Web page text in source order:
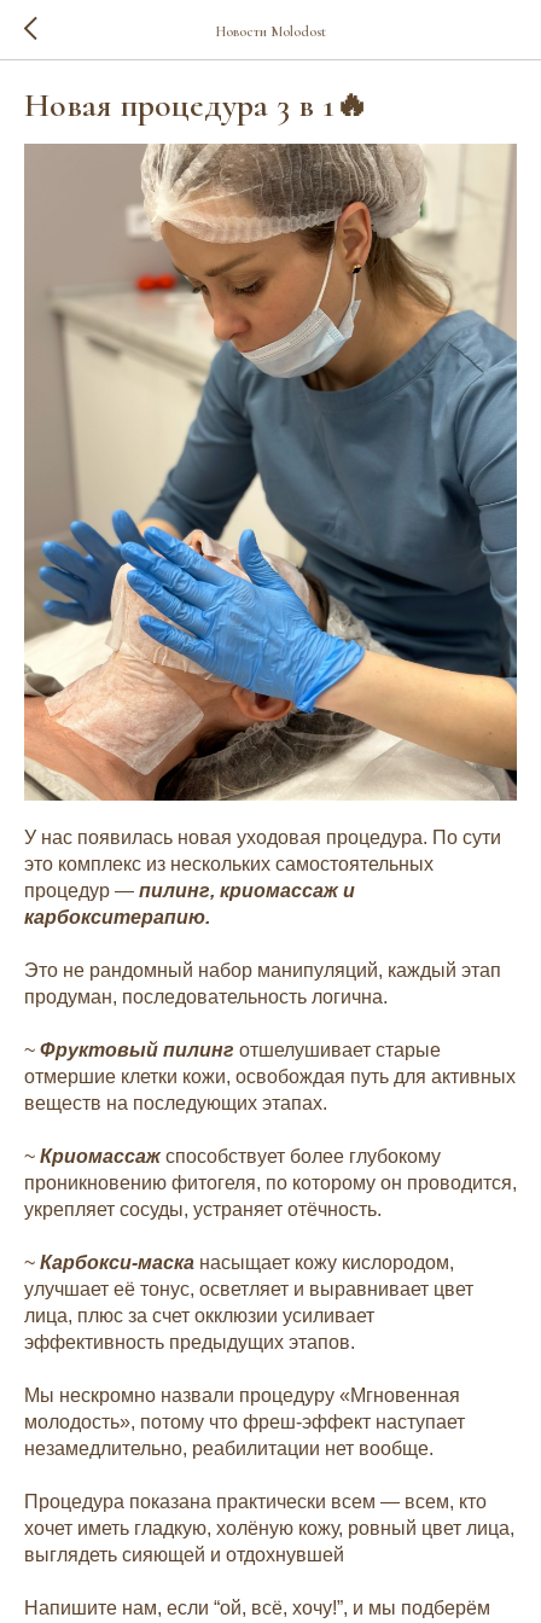
Новости Molodost
Новая процедура 3 в 1🔥
У нас появилась новая уходовая процедура. По сути
это комплекс из нескольких самостоятельных
процедур — пилинг, криомассаж и
карбокситерапию.
Это не рандомный набор манипуляций, каждый этап
продуман, последовательность логична.
~ Фруктовый пилинг отшелушивает старые
отмершие клетки кожи, освобождая путь для активных
веществ на последующих этапах.
~ Криомассажспособствует более глубокому
проникновению фитогеля, по которому он проводится,
укрепляет сосуды, устраняет отёчность.
~ Карбокси-маска насыщает кожу кислородом,
улучшает её тонус, осветляет и выравнивает цвет
лица, плюс за счет окклюзии усиливает
эффективность предыдущих этапов.
Мы нескромно назвали процедуру «Мгновенная
молодость», потому что фреш-эффект наступает
незамедлительно, реабилитации нет вообще.
Процедура показана практически всем — всем, кто
хочет иметь гладкую, холёную кожу, ровный цвет лица,
выглядеть сияющей и отдохнувшей
Напишите нам, если “ой, всё, хочу!”, и мы подберём